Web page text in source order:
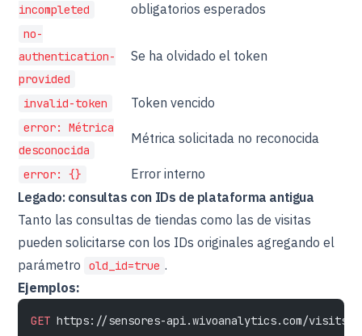
incompleted
obligatorios esperados
no-
authentication-
provided
Se ha olvidado el token
invalid-token Token vencido
error: Métrica
desconocida
Métrica solicitada no reconocida
error: {}
Error interno
Legado: consultas con IDs de plataforma antigua
Tanto las consultas de tiendas como las de visitas
pueden solicitarse con los IDs originales agregando el
parámetro
old_id=true .
Ejemplos:
GET https://sensores-api.wivoanalytics.com/